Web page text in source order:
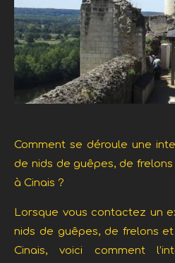
Comment se déroule une
de nids de guêpes, de
à Cinais ?
Lorsque vous contactez un
nids de guêpes, de frelons
Cinais, voici comment